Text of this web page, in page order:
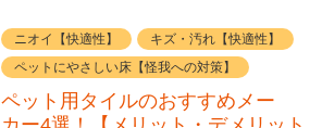
ニオイ【快適性】
キズ・汚れ【快適性】
ペットにやさしい床【怪我への対策】
ペット用タイルのおすすめメー